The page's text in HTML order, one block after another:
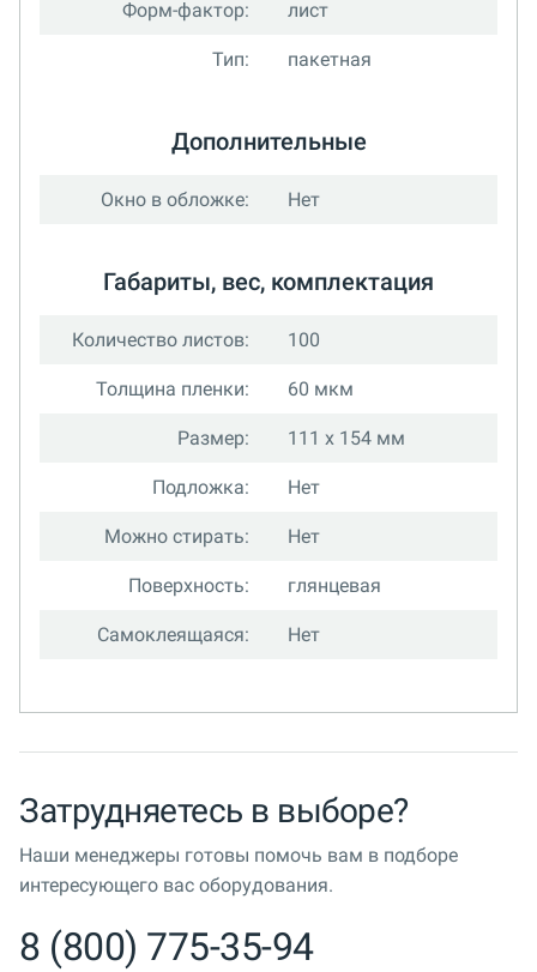
Форм-фактор: лист
Тип: пакетная
Дополнительные
Окно в обложке: Нет
Габариты, вес, комплектация
Количество листов: 100
Толщина пленки: 60 мкм
Размер: 111 x 154 мм
Подложка: Нет
Можно стирать: Нет
Поверхность: глянцевая
Самоклеящаяся: Нет
Затрудняетесь в выборе?
Наши менеджеры готовы помочь вам в подборе
интересующего вас оборудования.
8 (800) 775-35-94